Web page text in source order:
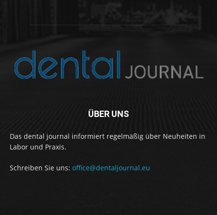
ÜBER UNS
Das dental journal informiert regelmäßig über Neuheiten in
Labor und Praxis.
Schreiben Sie uns: office@dentaljournal.eu